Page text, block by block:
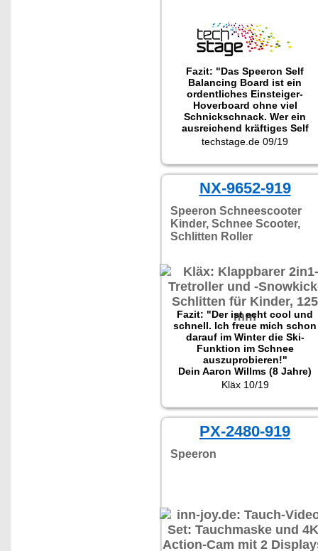
Fazit: "Das Speeron Self
Balancing Board ist ein
ordentliches Einsteiger-
Hoverboard ohne viel
Schnickschnack. Wer ein
ausreichend kräftiges Self
Balancing Board für Draußen
sucht, bekommt ein
zuverlässiges Gerät, welches
auch für schwerere Fahrer
geeignet ist."
techstage.de 09/19
NX-9652-919
Speeron Schneescooter
Kinder, Schnee Scooter,
Schlitten Roller
Fazit: "Der ist echt cool und
schnell. Ich freue mich schon
darauf im Winter die Ski-
Funktion im Schnee
auszuprobieren!"
Dein Aaron Willms (8 Jahre)
Kläx 10/19
PX-2480-919
Speeron